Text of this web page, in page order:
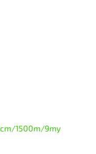
1500m/9my